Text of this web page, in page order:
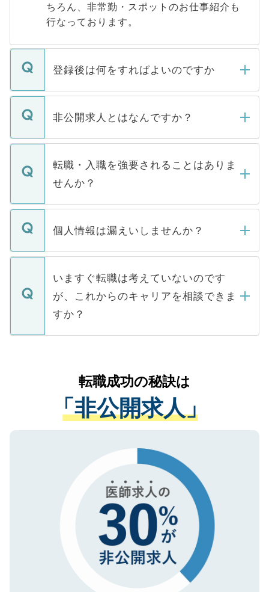
ちろん、非常勤・スポットのお仕事紹介も
行なっております。
登録後は何をすればよいのですか
ご登録いただきましたら、弊社担当者がご
登録内容を確認し、その後メールもしくは
ます。通常、5営業日以内にはご連絡をせて
いただきますので、しばらくお待ちくださ
非公開求人とはなんですか？
マイナビDOCTORで取り扱っている求人の
うち約3割は、Webサイトからご覧いただ
けない「非公開求人」です。非公開求人は
下記の理由によって、一般には公開してい
ません。
■応募殺到を避けるため 人気のある医療機
関を公にしてしまうと、応募が殺到する場
に、医療機関が求める条件に合った人材の
みを人材紹介会社に依頼するケースが増え
ています。
転職・入職を強要されることはありま
せんか？
転職・入職を強要することは一切ありませ
ん。また、仮に応募先から内定をいただい
定を承諾する必要はありません。内定先へ
の辞退の連絡はキャリアパートナーが行い
個人情報は漏えいしませんか？
個人情報が漏えいすることはありませんの
で、ご安心ください。当サイトからの登録
などで収集したご登録者様の個人情報は、
ご本人のキャリアアップおよび転職活動の
支援を目的に使用いたします。お預かりし
ているすべての個人データはご本人の許可
は、個人情報の取り扱いについての厳密な
管理基準を満たした事業者のみに付与され
る、プライバシーマークを取得済みです。
で、機密保持に関してもご安心ください。
いますぐ転職は考えていないのです
が、これからのキャリアを相談できま
すか？
かがいして、現在の医療機関の状況や紹介
経験をまじえながら、適切なアドバイスを
させていただきます。すぐにご転職をされ
ない方には、長期的なサポートが可能です
ので、まずはご登録ください。
転職成功の秘訣は
「非公開求人」